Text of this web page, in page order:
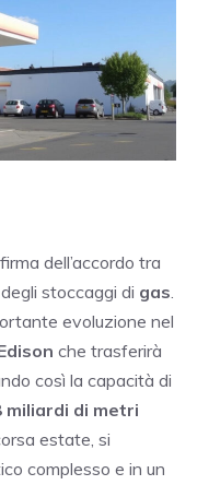
dell’accordo tra
stoccaggi di gas
evoluzione nel
che trasferirà
così la capacità di
miliardi di metri
estate, si
complesso e in un